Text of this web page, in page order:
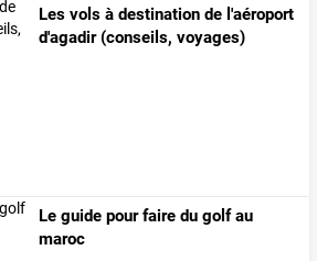
Les vols à destination de l'aéroport
d'agadir (conseils, voyages)
Le guide pour faire du golf au
maroc